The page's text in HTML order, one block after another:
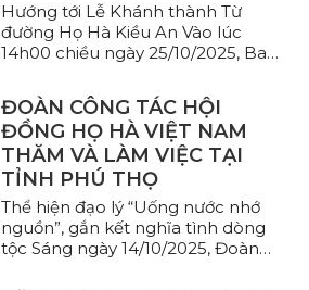
Hướng tới Lễ Khánh thành Từ
đường Họ Hà Kiều An Vào lúc
14h00 chiều ngày 25/10/2025, Ban
ĐOÀN CÔNG TÁC HỘI
ĐỒNG HỌ HÀ VIỆT NAM
THĂM VÀ LÀM VIỆC TẠI
TỈNH PHÚ THỌ
Thể hiện đạo lý “Uống nước nhớ
nguồn”, gắn kết nghĩa tình dòng
tộc Sáng ngày 14/10/2025, Đoàn